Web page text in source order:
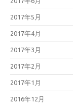
2017年5月
2017年4月
2017年3月
2017年2月
2017年1月
2016年12月